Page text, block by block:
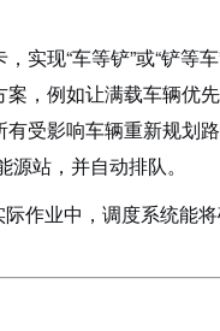
现“车等铲”或“铲等车
，例如让满载车辆优
受影响车辆重新规划路
站，并自动排队。
作业中，调度系统能